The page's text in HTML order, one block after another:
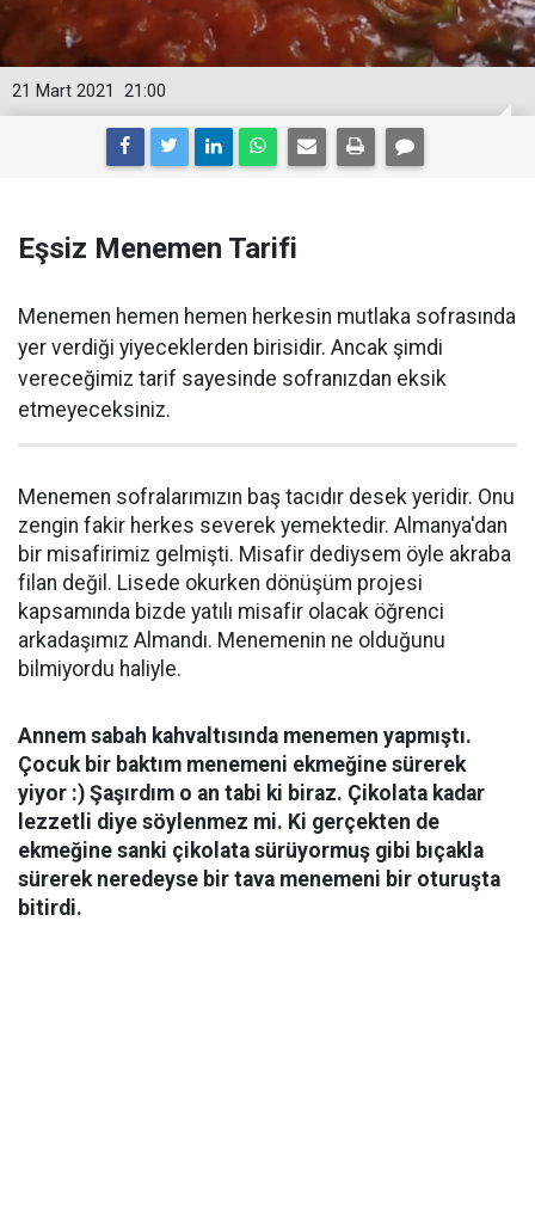
21:00
21 Mart 2021
Eşsiz Menemen Tarifi
Menemen hemen hemen herkesin mutlaka sofrasında
yer verdiği yiyeceklerden birisidir. Ancak şimdi
vereceğimiz tarif sayesinde sofranızdan eksik
etmeyeceksiniz.
Menemen sofralarımızın baş tacıdır desek yeridir. Onu
zengin fakir herkes severek yemektedir. Almanya'dan
bir misafirimiz gelmişti. Misafir dediysem öyle akraba
filan değil. Lisede okurken dönüşüm projesi
kapsamında bizde yatılı misafir olacak öğrenci
arkadaşımız Almandı. Menemenin ne olduğunu
bilmiyordu haliyle.
Annem sabah kahvaltısında menemen yapmıştı.
Çocuk bir baktım menemeni ekmeğine sürerek
yiyor :) Şaşırdım o an tabi ki biraz. Çikolata kadar
lezzetli diye söylenmez mi. Ki gerçekten de
ekmeğine sanki çikolata sürüyormuş gibi bıçakla
sürerek neredeyse bir tava menemeni bir oturuşta
bitirdi.